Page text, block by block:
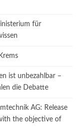
für
ist unbezahlbar –
die Debatte
AG: Release
the objective of